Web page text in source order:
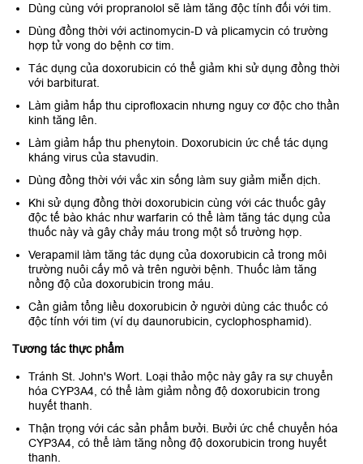
Dùng cùng với propranolol sẽ làm tăng độc tính đối với tim.
Dùng đồng thời với actinomycin-D và plicamycin có trường
hợp tử vong do bệnh cơ tim.
Tác dụng của doxorubicin có thể giảm khi sử dụng đồng thời
với barbiturat.
Làm giảm hấp thu ciproﬂoxacin nhưng nguy cơ độc cho thần
kinh tăng lên.
Làm giảm hấp thu phenytoin. Doxorubicin ức chế tác dụng
kháng virus của stavudin.
Dùng đồng thời với vắc xin sống làm suy giảm miễn dịch.
Khi sử dụng đồng thời doxorubicin cùng với các thuốc gây
độc tế bào khác như warfarin có thể làm tăng tác dụng của
thuốc này và gây chảy máu trong một số trường hợp.
Verapamil làm tăng tác dụng của doxorubicin cả trong môi
trường nuôi cấy mô và trên người bệnh. Thuốc làm tăng
nồng độ của doxorubicin trong máu.
Cần giảm tổng liều doxorubicin ở người dùng các thuốc có
độc tính với tim (ví dụ daunorubicin, cyclophosphamid).
Tương tác thực phẩm
Tránh St. John's Wort. Loại thảo mộc này gây ra sự chuyển
hóa CYP3A4, có thể làm giảm nồng độ doxorubicin trong
huyết thanh.
Thận trọng với các sản phẩm bưởi. Bưởi ức chế chuyển hóa
CYP3A4, có thể làm tăng nồng độ doxorubicin trong huyết
thanh.